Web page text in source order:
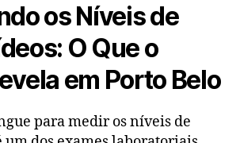
os Níveis de
O Que o
em Porto Belo
para medir os níveis de